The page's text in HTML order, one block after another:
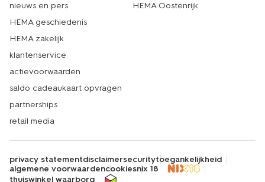
nieuws en pers
HEMA geschiedenis
HEMA zakelijk
klantenservice
actievoorwaarden
saldo cadeaukaart opvragen
partnerships
retail media
HEMA Oostenrijk
privacy statementdisclaimersecuritytoegankelijkheid
algemene voorwaardencookiesnix 18
thuiswinkel waarborg